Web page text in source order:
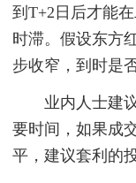
到T+2日后才能
时滞。假设东方
步收窄，到时是
业内人士建议
要时间，如果成
平，建议套利的